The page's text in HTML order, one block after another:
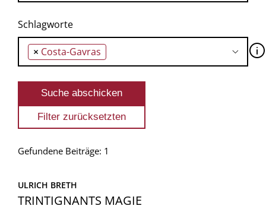
Schlagworte
× Costa-Gavras 🛈
Gefundene Beiträge: 1
ULRICH BRETH
TRINTIGNANTS MAGIE